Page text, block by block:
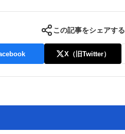
この記事をシェアする
X（旧Twitter）